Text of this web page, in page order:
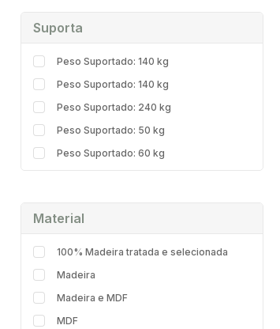
Suporta
Peso Suportado: 140 kg
Peso Suportado: 140 kg
Peso Suportado: 240 kg
Peso Suportado: 50 kg
Peso Suportado: 60 kg
Material
100% Madeira tratada e selecionada
Madeira
Madeira e MDF
MDF